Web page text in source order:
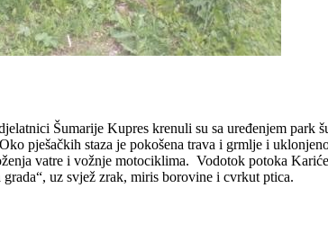
Šumarije Kupres krenuli su sa uređenjem
pješačkih staza je pokošena trava i grmlje i
vatre i vožnje motociklima. Vodotok potoka
uz svjež zrak, miris borovine i cvrkut ptica.